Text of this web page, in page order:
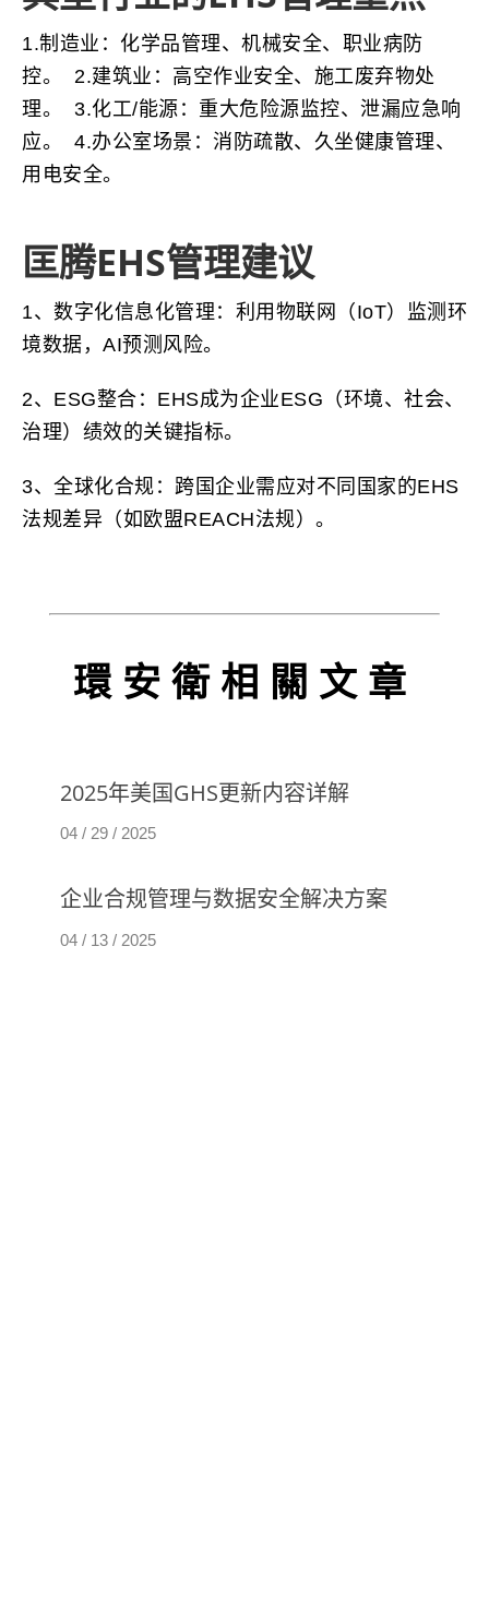
1.制造业：化学品管理、机械安全、职业病防
控。 2.建筑业：高空作业安全、施工废弃物处
理。 3.化工/能源：重大危险源监控、泄漏应急响
应。 4.办公室场景：消防疏散、久坐健康管理、
用电安全。
匡腾EHS管理建议
1、数字化信息化管理：利用物联网（IoT）监测环
境数据，AI预测风险。
2、ESG整合：EHS成为企业ESG（环境、社会、
治理）绩效的关键指标。
3、全球化合规：跨国企业需应对不同国家的EHS
法规差异（如欧盟REACH法规）。
環安衛相關文章
2025年美国GHS更新内容详解
04 / 29 / 2025
企业合规管理与数据安全解决方案
04 / 13 / 2025